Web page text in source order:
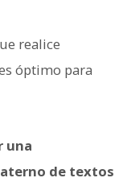
realice
óptimo para
una
de textos